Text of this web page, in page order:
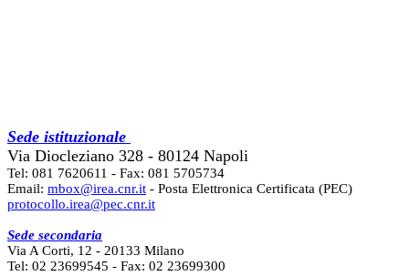
Sede istituzionale
Via Diocleziano 328 - 80124 Napoli
Tel: 081 7620611 - Fax: 081 5705734
Email: mbox@irea.cnr.it - Posta Elettronica Certificata (PEC)
protocollo.irea@pec.cnr.it
Sede secondaria
Via A Corti, 12 - 20133 Milano
Tel: 02 23699545 - Fax: 02 23699300